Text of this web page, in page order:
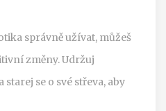
správně užívat, můžeš
změny. Udržuj
se o své střeva, aby